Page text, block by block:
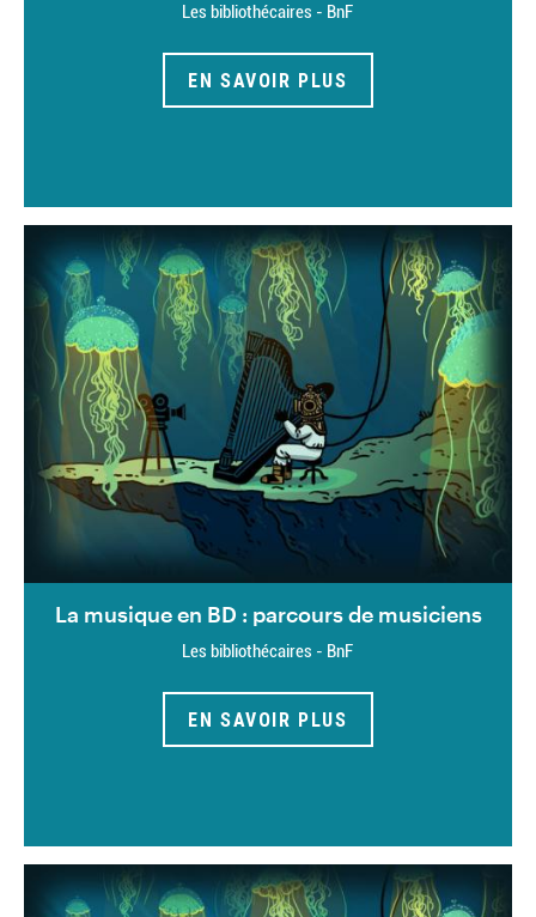
Les bibliothécaires - BnF
EN SAVOIR PLUS
La musique en BD : parcours de musiciens
Les bibliothécaires - BnF
EN SAVOIR PLUS